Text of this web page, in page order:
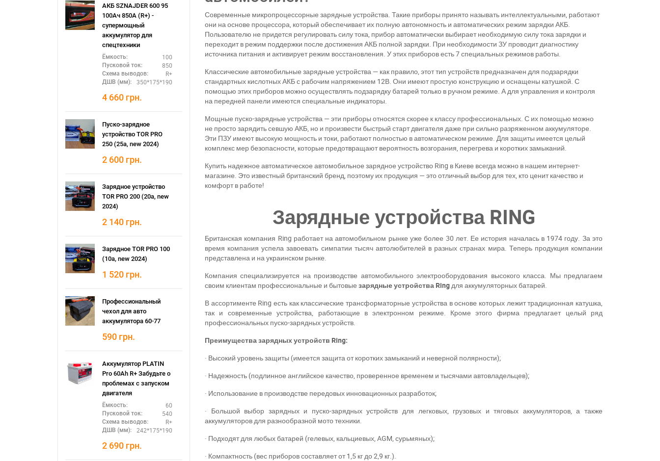
АКБ SZNAJDER 600 95
100Ач 850А (R+) -
супермощный
аккумулятор для
спецтехники
Ёмкость: 100
Пусковой ток: 850
Схема выводов: R+
ДШВ (мм): 350*175*190
4 660 грн.
Пуско-зарядное
устройство TOR PRO
250 (25а, new 2024)
2 600 грн.
Зарядное устройство
TOR PRO 200 (20а, new
2024)
2 140 грн.
Зарядное TOR PRO 100
(10а, new 2024)
1 520 грн.
Профессиональный
чехол для авто
аккумулятора 60-77
590 грн.
Аккумулятор PLATIN
Pro 60Ah R+ Забудьте о
проблемах с запуском
двигателя
Ёмкость: 60
Пусковой ток: 540
Схема выводов: R+
ДШВ (мм): 242*175*190
2 690 грн.
Современные микропроцессорные зарядные устройства. Такие приборы принято называть интеллектуальными, работают
они на основе процессора, который обеспечивает их полную автономность и автоматических режим зарядки АКБ.
Пользователю не придется регулировать силу тока, прибор автоматически выбирает необходимую силу тока зарядки и
переходит в режим поддержки после достижения АКБ полной зарядки. При необходимости ЗУ проводит диагностику
источника питания и активирует режим восстановления. У этих приборов есть 7 специальных режимов работы.
Классические автомобильные зарядные устройства — как правило, этот тип устройств предназначен для подзарядки
стандартных кислотных АКБ с рабочим напряжением 12В. Они имеют простую конструкцию и оснащены катушкой. С
помощью этих приборов можно осуществлять подзарядку батарей только в ручном режиме. А для управления и контроля
на передней панели имеются специальные индикаторы.
Мощные пуско-зарядные устройства — эти приборы относятся скорее к классу профессиональных. С их помощью можно
не просто зарядить севшую АКБ, но и произвести быстрый старт двигателя даже при сильно разряженном аккумуляторе.
Эти ПЗУ имеют высокую мощность и токи, работают полностью в автоматическом режиме. Для защиты имеется целый
комплекс мер безопасности, которые предотвращают вероятность возгорания, перегрева и коротких замыканий.
Купить надежное автоматическое автомобильное зарядное устройство Ring в Киеве всегда можно в нашем интернет-
магазине. Это известный британский бренд, поэтому их продукция — это отличный выбор для тех, кто ценит качество и
комфорт в работе!
Зарядные устройства RING
Британская компания Ring работает на автомобильном рынке уже более 30 лет. Ее история началась в 1974 году. За это
время компания успела завоевать симпатии тысяч автолюбителей в разных странах мира. Теперь продукция компании
представлена и на украинском рынке.
Компания специализируется на производстве автомобильного электрооборудования высокого класса. Мы предлагаем
своим клиентам профессиональные и бытовые зарядные устройства Ring для аккумуляторных батарей.
В ассортименте Ring есть как классические трансформаторные устройства в основе которых лежит традиционная катушка,
так и современные устройства, работающие в электронном режиме. Кроме этого фирма предлагает целый ряд
профессиональных пуско-зарядных устройств.
Преимущества зарядных устройств Ring:
· Высокий уровень защиты (имеется защита от коротких замыканий и неверной полярности);
· Надежность (подлинное английское качество, проверенное временем и тысячами автовладельцев);
· Использование в производстве передовых инновационных разработок;
· Большой выбор зарядных и пуско-зарядных устройств для легковых, грузовых и тяговых аккумуляторов, а также
аккумуляторов для разнообразной мото техники.
· Подходят для любых батарей (гелевых, кальциевых, AGM , сурьмяных);
· Компактность (вес приборов составляет от 1,5 кг до 2,9 кг.).
При отсутствии связи - пишите, звоните в Viber / Telegram (093) 600-51-11
Написать в Viber Написать в Telegram